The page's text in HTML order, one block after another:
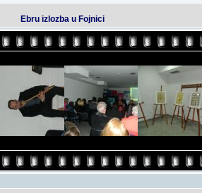
Ebru izlozba u Fojnici